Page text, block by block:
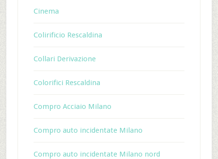
Cinema
Colirificio Rescaldina
Collari Derivazione
Colorifici Rescaldina
Compro Acciaio Milano
Compro auto incidentate Milano
Compro auto incidentate Milano nord